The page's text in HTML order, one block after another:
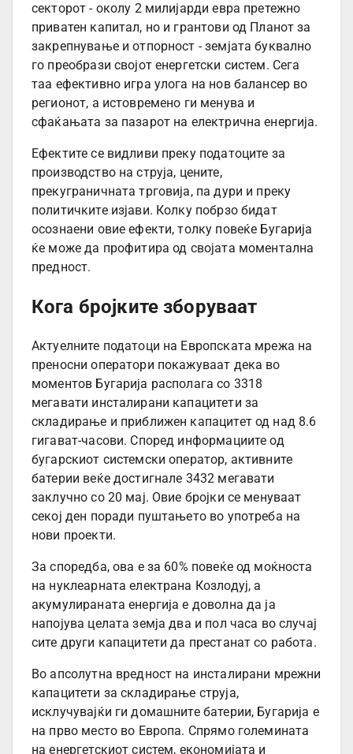
секторот - околу 2 милијарди евра претежно
приватен капитал, но и грантови од Планот за
закрепнување и отпорност - земјата буквално
го преобрази својот енергетски систем. Сега
таа ефективно игра улога на нов балансер во
регионот, а истовремено ги менува и
сфаќањата за пазарот на електрична енергија.
Ефектите се видливи преку податоците за
производство на струја, цените,
прекуграничната трговија, па дури и преку
политичките изјави. Колку побрзо бидат
осознаени овие ефекти, толку повеќе Бугарија
ќе може да профитира од својата моментална
предност.
Кога бројките зборуваат
Актуелните податоци на Европската мрежа на
преносни оператори покажуваат дека во
моментов Бугарија располага со 3318
мегавати инсталирани капацитети за
складирање и приближен капацитет од над 8.6
гигават-часови. Според информациите од
бугарскиот системски оператор, активните
батерии веќе достигнале 3432 мегавати
заклучно со 20 мај. Овие бројки се менуваат
секој ден поради пуштањето во употреба на
нови проекти.
За споредба, ова е за 60% повеќе од моќноста
на нуклеарната електрана Козлодуј, а
акумулираната енергија е доволна да ја
напојува целата земја два и пол часа во случај
сите други капацитети да престанат со работа.
Во апсолутна вредност на инсталирани мрежни
капацитети за складирање струја,
исклучувајќи ги домашните батерии, Бугарија е
на прво место во Европа. Спрямо големината
на енергетскиот систем, економијата и